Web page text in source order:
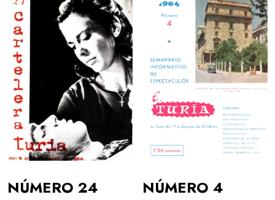
NÚMERO 24 NÚMERO 4